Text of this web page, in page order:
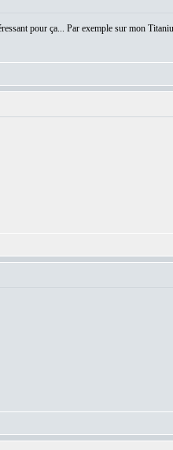
pour ça... Par exemple sur mon